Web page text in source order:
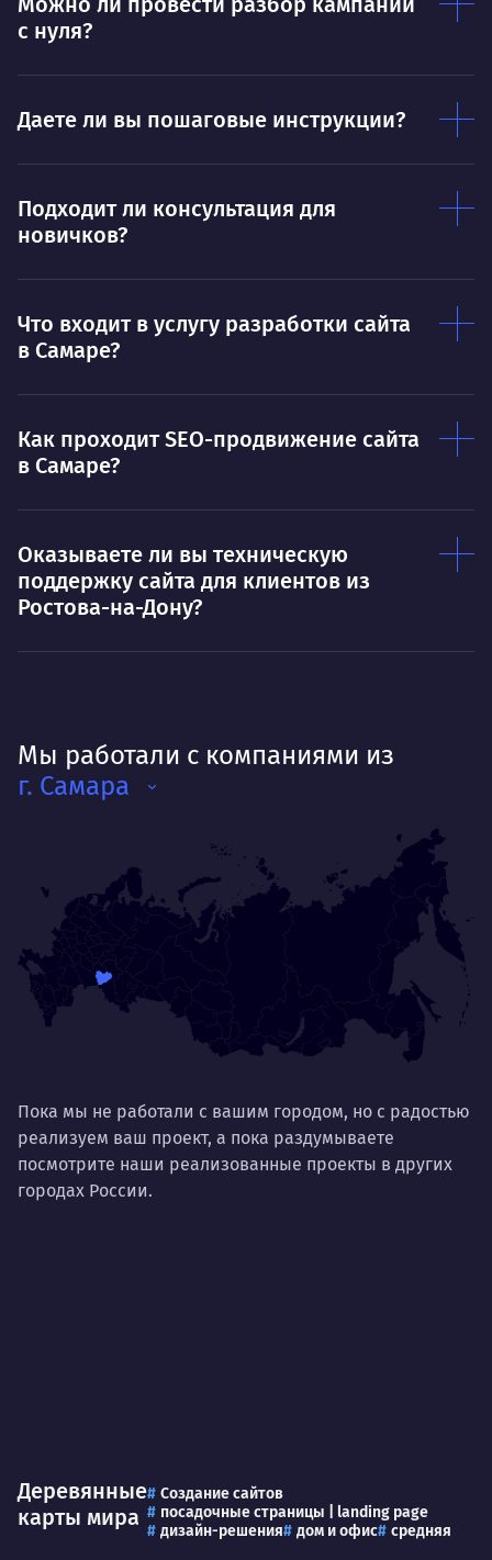
Умею
О работе
О
с нуля?
Даете ли вы пошаговые инструкции?
Подходит ли консультация для
новичков?
Что входит в услугу разработки сайта
в Самаре?
Как проходит SEO-продвижение сайта
в Самаре?
Оказываете ли вы техническую
поддержку сайта для клиентов из
Ростова-на-Дону?
Мы работали с компаниями из
г. Самара
Пока мы не работали с вашим городом, но с радостью
реализуем ваш проект, а пока раздумываете
посмотрите наши реализованные проекты в других
городах России.
Деревянные
карты мира
Создание сайтов
посадочные страницы | landing page
дизайн-решения
дом и офис средняя